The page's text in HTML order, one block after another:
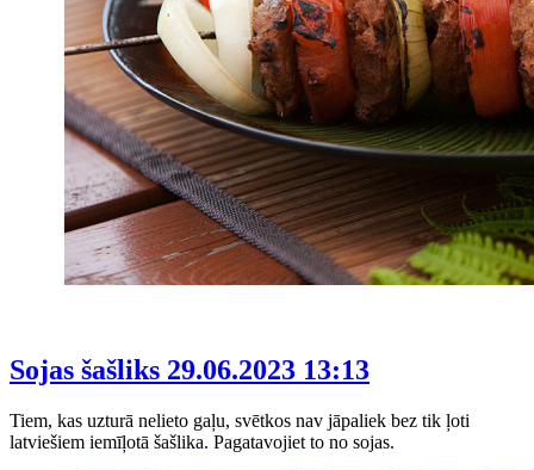
Sojas šašliks 29.06.2023 13:13
Tiem, kas uzturā nelieto gaļu, svētkos nav jāpaliek bez tik ļoti
latviešiem iemīļotā šašlika. Pagatavojiet to no sojas.